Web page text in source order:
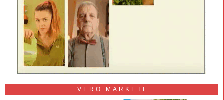
VERO MARKETI